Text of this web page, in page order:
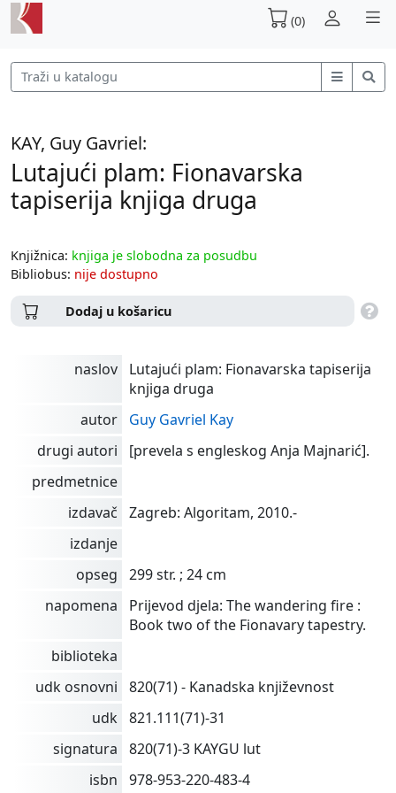
(0)
KAY, Guy Gavriel:
Lutajući plam: Fionavarska
tapiserija knjiga druga
Knjižnica: knjiga je slobodna za posudbu
Bibliobus: nije dostupno
Dodaj u košaricu
naslov
Lutajući plam: Fionavarska tapiserija
knjiga druga
autor
Guy Gavriel Kay
drugi autori
[prevela s engleskog Anja Majnarić].
predmetnice
izdavač
Zagreb: Algoritam, 2010.-
izdanje
opseg
299 str. ; 24 cm
napomena
Prijevod djela: The wandering fire :
Book two of the Fionavary tapestry.
biblioteka
udk osnovni
820(71) - Kanadska književnost
udk 821.111(71)-31
signatura
820(71)-3 KAYGU lut
isbn
978-953-220-483-4